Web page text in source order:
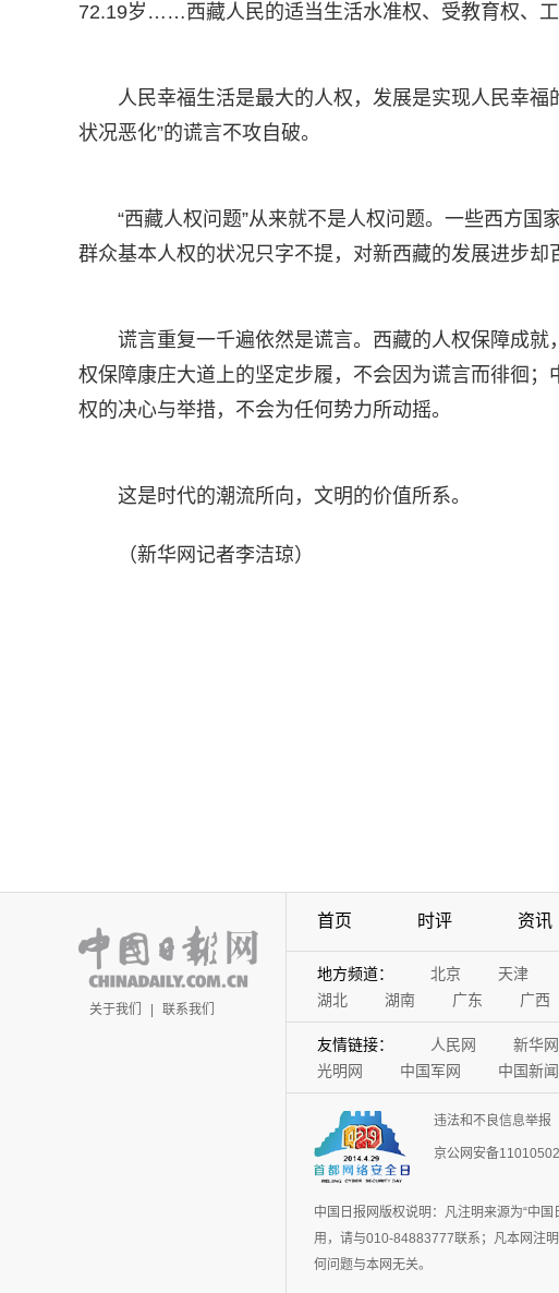
72.19岁……西藏人民的适当生活水准权、受教育权、工
人民幸福生活是最大的人权，发展是实现人民幸
状况恶化”的谎言不攻自破。
“西藏人权问题”从来就不是人权问题。一些西方国
群众基本人权的状况只字不提，对新西藏的发展进步却
谎言重复一千遍依然是谎言。西藏的人权保障成
权保障康庄大道上的坚定步履，不会因为谎言而徘徊
权的决心与举措，不会为任何势力所动摇。
这是时代的潮流所向，文明的价值所系。
（新华网记者李洁琼）
关于我们 | 联系我们
首页 时评 资讯
地方频道： 北京 天津
湖北
湖南 广东 广西
友情链接： 人民网 新华网
光明网
中国军网 中国新
违法和不良信息举报
京公网安备
中国日报网版权说明：凡注明来源为“中
用，请与010-84883777联系；凡本网注
何问题与本网无关。